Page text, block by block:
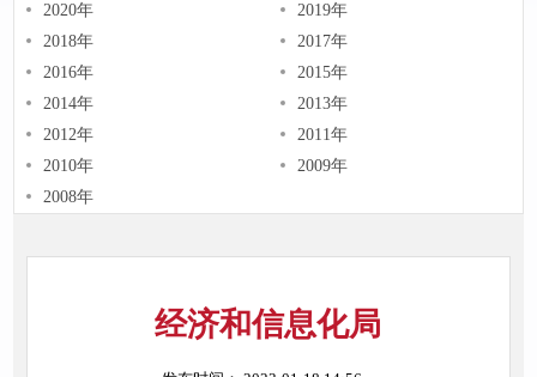
2020年
2019年
2018年
2017年
2016年
2015年
2014年
2013年
2012年
2011年
2010年
2009年
2008年
经济和信息化局